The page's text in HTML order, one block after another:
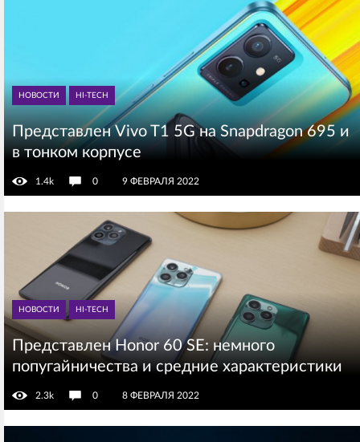
НОВОСТИ HI-TECH
Представлен Vivo T1 5G на Snapdragon 695 и
в тонком корпусе
1.4k 0 9 ФЕВРАЛЯ 2022
НОВОСТИ HI-TECH
Представлен Honor 60 SE: немного
попугайничества и средние характеристики
2.3k 0 8 ФЕВРАЛЯ 2022